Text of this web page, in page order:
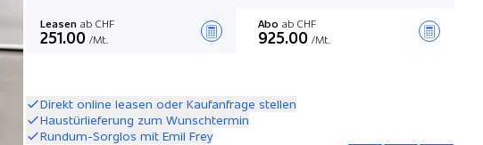
Leasen ab CHF
251.00 /Mt.
Abo ab CHF
925.00 /Mt.
Direkt online leasen oder Kaufanfrage stellen
Haustürlieferung zum Wunschtermin
Rundum-Sorglos mit Emil Frey